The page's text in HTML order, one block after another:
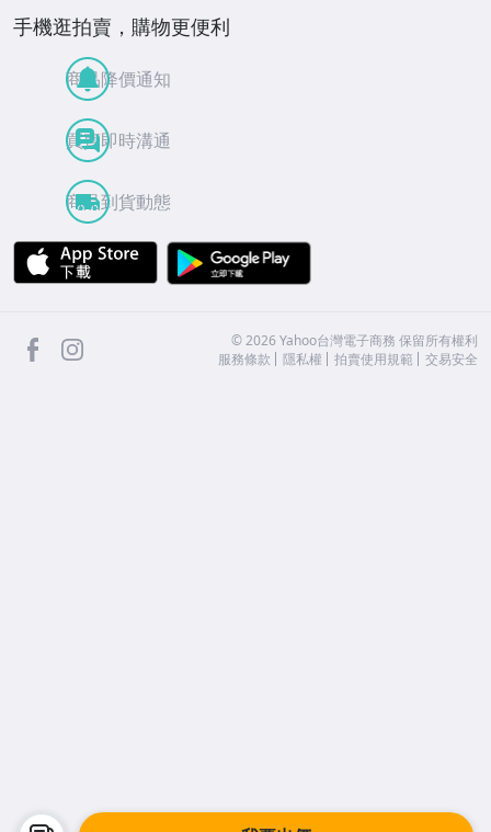
手機逛拍賣，購物更便利
商品降價通知
買賣即時溝通
商品到貨動態
APP Store
facebook ©2026 Yahoo台灣電子商務 保留所有權利
服務條款
隱私權 拍賣使用規範 交易安全